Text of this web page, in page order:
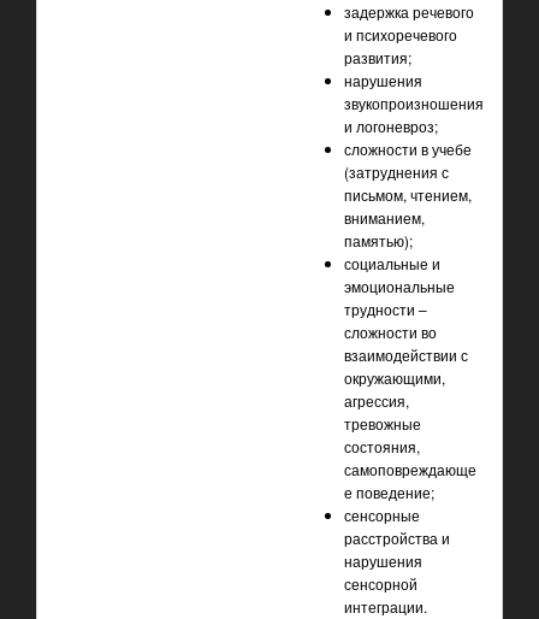
задержка речевого
и психоречевого
развития;
нарушения
звукопроизношения
и логоневроз;
сложности в учебе
(затруднения с
письмом, чтением,
вниманием,
памятью);
социальные и
эмоциональные
трудности –
сложности во
взаимодействии с
окружающими,
агрессия,
тревожные
состояния,
самоповреждающе
е поведение;
сенсорные
расстройства и
нарушения
сенсорной
интеграции.